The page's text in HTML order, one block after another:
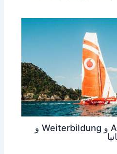
الفرق بين Ausbildung و Weiterbildung و